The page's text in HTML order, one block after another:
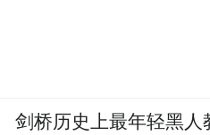
剑桥历史上最年轻黑人